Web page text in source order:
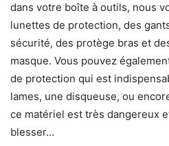
dans votre boîte à outils, nous
lunettes de protection, des
sécurité, des protège bras et
masque. Vous pouvez
de protection qui est
lames, une disqueuse, ou
ce matériel est très dangereux
blesser…